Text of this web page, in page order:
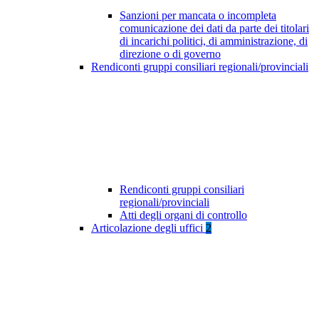
Sanzioni per mancata o incompleta
comunicazione dei dati da parte dei titolari
di incarichi politici, di amministrazione, di
direzione o di governo
Rendiconti gruppi consiliari regionali/provinciali
Rendiconti gruppi consiliari
regionali/provinciali
Atti degli organi di controllo
Articolazione degli uffici 2